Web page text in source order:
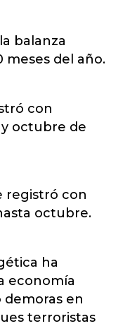
balanza
meses del año.
con
octubre de
registró con
octubre.
ha
economía
en
terroristas